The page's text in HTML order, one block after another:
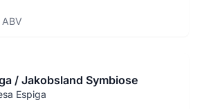
/ Jakobsland Symbiose
Espiga